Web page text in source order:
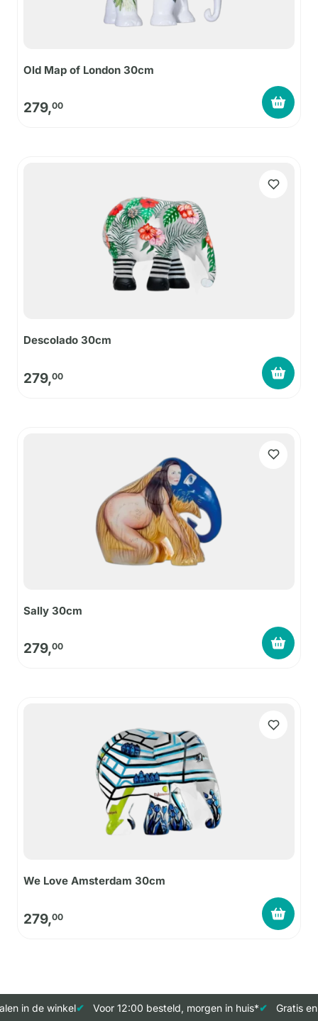
Old Map of London 30cm
279,00
Descolado 30cm
279,00
Sally 30cm
279,00
We Love Amsterdam 30cm
279,00
in de winkel Voor 12:00 besteld, morgen in huis* Gratis